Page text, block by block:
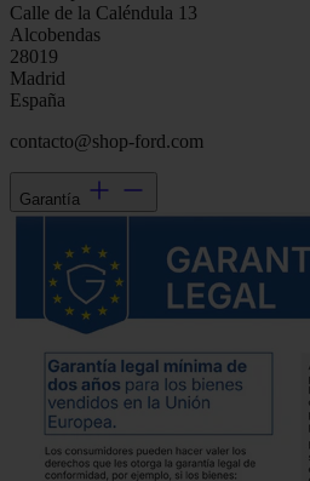
Calle de la Caléndula 13
Alcobendas
28019
Madrid
España
contacto@shop-ford.com
Garantía